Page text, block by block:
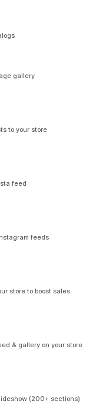
gallery
to your store
feed
feeds
store to boost sales
& gallery on your store
(200+ sections)